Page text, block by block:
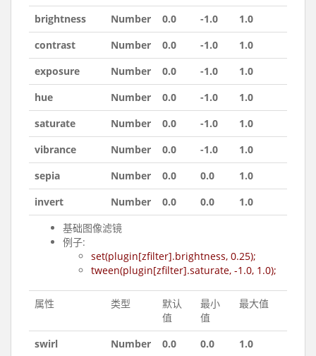
brightness
Number 0.0 -1.0
1.0
contrast
Number 0.0 -1.0
1.0
exposure
Number 0.0 -1.0
1.0
hue
Number 0.0 -1.0
1.0
saturate
Number 0.0 -1.0
1.0
vibrance
Number 0.0 -1.0
1.0
sepia
Number 0.0 0.0
1.0
invert
Number 0.0 0.0
1.0
基础图像滤镜
例子:
set(plugin[zfilter].brightness, 0.25);
tween(plugin[zfilter].saturate, -1.0, 1.0);
属性 类型
默认
值
最小
值
最大值
swirl Number 0.0 0.0
1.0